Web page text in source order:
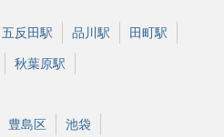
五反田駅 品川駅 田町駅
秋葉原駅
豊島区 池袋